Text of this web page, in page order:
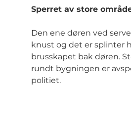
Sperret av store
Den ene døren ved
knust og det er splinter
brusskapet bak døren.
rundt bygningen er
politiet.